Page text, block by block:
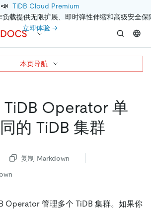
📣 TiDB Cloud Premium
载提供无限扩展、即时弹性伸缩和高级安全保
立即体验 →
Operator 单
的 TiDB 集群
复制 Markdown
Operator 管理多个 TiDB 集群。如果你
本页导航